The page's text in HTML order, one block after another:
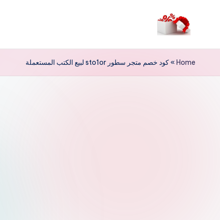
م
ر
Home
»كود خصم متجر سطور sto1or لبيع الكتب المستعملة